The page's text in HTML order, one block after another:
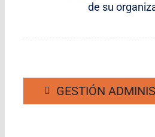
de su
GESTIÓN